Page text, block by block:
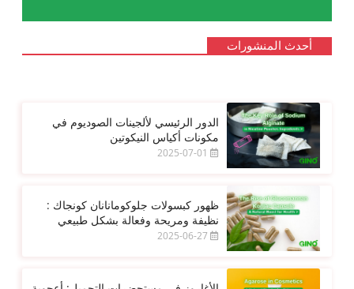
أحدث المنشورات
الدور الرئيسي لألجينات الصوديوم في
مكونات أكياس النيكوتين
2025-07-01
ظهور كبسولات جلوكومانانان كونجاك :
نظيفة ومريحة وفعالة بشكل طبيعي
2025-06-27